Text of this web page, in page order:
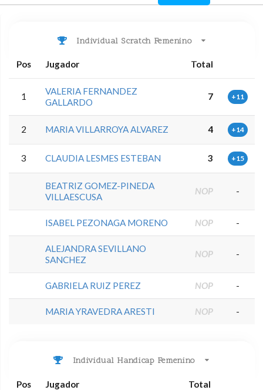
Individual Scratch Femenino
Pos Jugador Total
1
VALERIA FERNANDEZ
GALLARDO
7 +11
2 MARIA VILLARROYA ALVAREZ 4 +14
3 CLAUDIA LESMES ESTEBAN 3 +15
BEATRIZ GOMEZ-PINEDA
VILLAESCUSA
NOP -
ISABEL PEZONAGA MORENO NOP -
ALEJANDRA SEVILLANO
SANCHEZ
NOP -
GABRIELA RUIZ PEREZ NOP -
MARIA YRAVEDRA ARESTI NOP -
Individual Handicap Femenino
Pos Jugador Total